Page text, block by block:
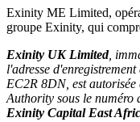
Exinity ME Limited,
groupe Exinity, qui
Exinity UK Limited,
l'adresse
EC2R 8DN, est
Authority sous le numéro
Exinity Capital East